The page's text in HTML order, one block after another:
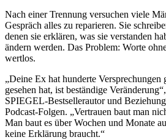
Nach einer Trennung versuchen viele
Gespräch alles zu reparieren. Sie
denen sie erklären, was sie verstanden
ändern werden. Das Problem: Worte
wertlos.
„Deine Ex hat hunderte Versprechungen
gesehen hat, ist beständige
SPIEGEL-Bestsellerautor und
Podcast-Folgen. „Vertrauen baut man
Man baut es über Wochen und Monate
keine Erklärung braucht.“